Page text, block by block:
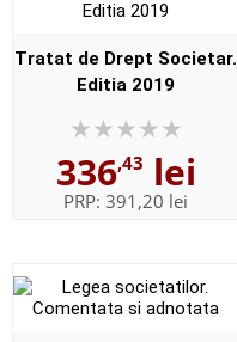
Tratat de Drept Societar.
Editia 2019
336,43 lei
PRP: 391,20 lei